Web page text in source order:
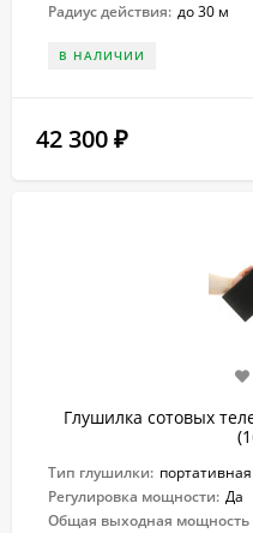
Радиус действия: до 30 м
В НАЛИЧИИ
42 300 ₽
Глушилка сотовых
Тип глушилки: портативная
Регулировка мощности: Да